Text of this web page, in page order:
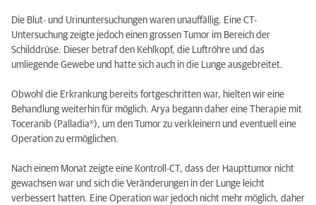
Die Blut- und Urinuntersuchungen waren unauffällig. Eine CT-
Untersuchung zeigte jedoch einen grossen Tumor im Bereich der
Schilddrüse. Dieser betraf den Kehlkopf, die Luftröhre und das
umliegende Gewebe und hatte sich auch in die Lunge ausgebreitet.
Obwohl die Erkrankung bereits fortgeschritten war, hielten wir eine
Behandlung weiterhin für möglich. Arya begann daher eine Therapie mit
Toceranib (Palladia®), um den Tumor zu verkleinern und eventuell eine
Operation zu ermöglichen.
Nach einem Monat zeigte eine Kontroll-CT, dass der Haupttumor nicht
gewachsen war und sich die Veränderungen in der Lunge leicht
verbessert hatten. Eine Operation war jedoch nicht mehr möglich, daher